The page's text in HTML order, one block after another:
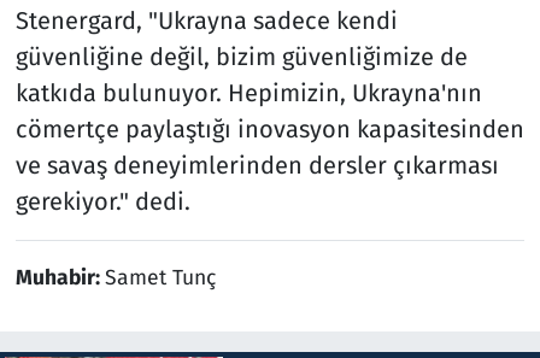
Stenergard, "Ukrayna sadece kendi
güvenliğine değil, bizim güvenliğimize de
katkıda bulunuyor. Hepimizin, Ukrayna'nın
cömertçe paylaştığı inovasyon kapasitesinden
ve savaş deneyimlerinden dersler çıkarması
gerekiyor." dedi.
Muhabir:Samet Tunç